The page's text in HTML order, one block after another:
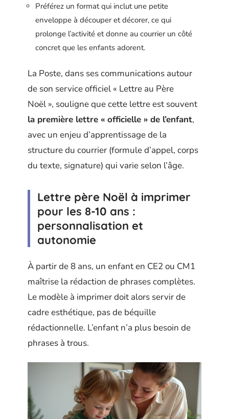
Préférez un format qui inclut une petite
enveloppe à découper et décorer, ce qui
prolonge l’activité et donne au courrier un côté
concret que les enfants adorent.
La Poste, dans ses communications autour
de son service officiel « Lettre au Père
Noël », souligne que cette lettre est souvent
la première lettre « officielle » de l’enfant,
avec un enjeu d’apprentissage de la
structure du courrier (formule d’appel, corps
du texte, signature) qui varie selon l’âge.
Lettre père Noël à imprimer
pour les 8-10 ans :
personnalisation et
autonomie
À partir de 8 ans, un enfant en CE2 ou CM1
maîtrise la rédaction de phrases complètes.
Le modèle à imprimer doit alors servir de
cadre esthétique, pas de béquille
rédactionnelle. L’enfant n’a plus besoin de
phrases à trous.